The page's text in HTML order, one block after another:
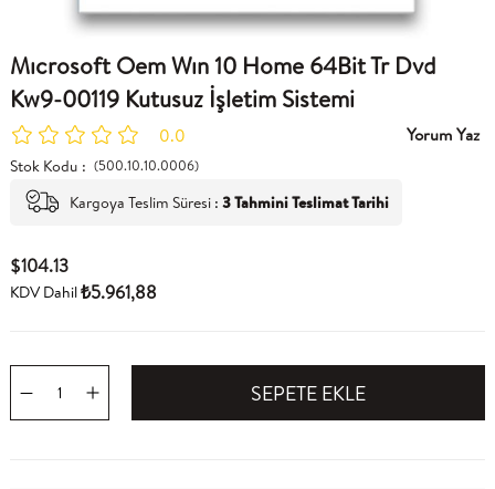
Mıcrosoft Oem Wın 10 Home 64Bit Tr Dvd
Kw9-00119 Kutusuz İşletim Sistemi
0.0 Yorum Yaz
Stok Kodu (500.10.10.0006)
Kargoya Teslim Süresi : 3 Tahmini Teslimat Tarihi
$104.13
KDV Dahil₺5.961,88